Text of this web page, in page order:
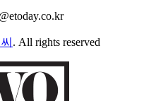
. All rights reserved